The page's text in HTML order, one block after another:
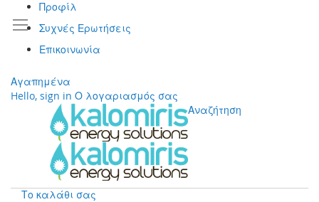
Προφίλ
Συχνές Ερωτήσεις
Επικοινωνία
Αγαπημένα
Hello, sign in Ο λογαριασμός σας
Αναζήτηση
Το καλάθι σας